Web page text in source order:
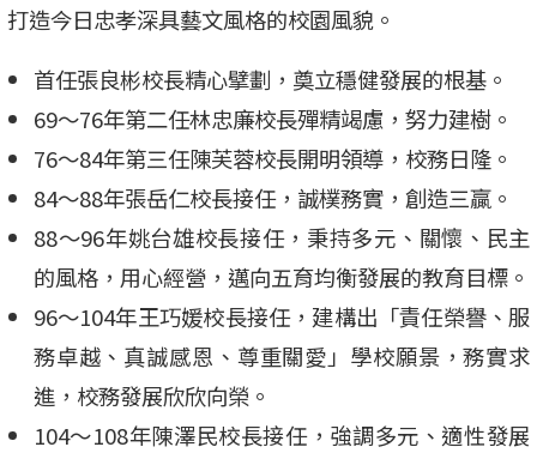
打造今日忠孝深具藝文風格的校園風貌。
首任張良彬校長精心擘劃，奠立穩健發展的根基。
69～76年第二任林忠廉校長殫精竭慮，努力建樹。
76～84年第三任陳芙蓉校長開明領導，校務日隆。
84～88年張岳仁校長接任，誠樸務實，創造三贏。
88～96年姚台雄校長接任，秉持多元、關懷、民主
的風格，用心經營，邁向五育均衡發展的教育目標。
96～104年王巧媛校長接任，建構出「責任榮譽、服
務卓越、真誠感恩、尊重關愛」學校願景，務實求
進，校務發展欣欣向榮。
104～108年陳澤民校長接任，強調多元、適性發展